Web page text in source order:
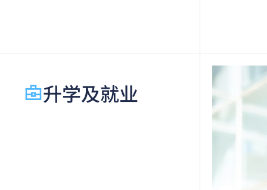
语语
起
香
级」
文
升学及就业